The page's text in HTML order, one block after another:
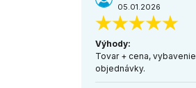
05.01.2026
Výhody:
Tovar + cena, vybavenie
objednávky.